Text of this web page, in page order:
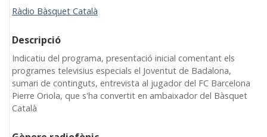
Ràdio Bàsquet Català
Descripció
Indicatiu del programa, presentació inicial comentant els
programes televisius especials el Joventut de Badalona,
sumari de continguts, entrevista al jugador del FC Barcelona
Pierre Oriola, que s'ha convertit en ambaixador del Bàsquet
Català